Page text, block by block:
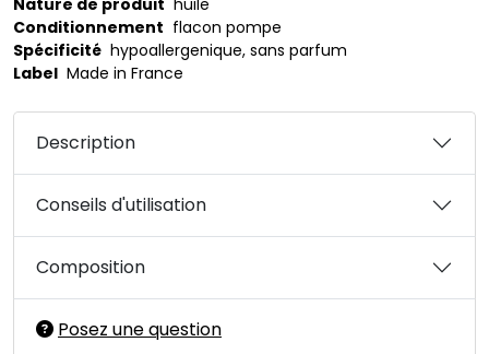
Nature de produit huile
Conditionnement flacon pompe
Spécificité hypoallergenique, sans parfum
Label Made in France
Description
Conseils d'utilisation
Composition
Posez une question